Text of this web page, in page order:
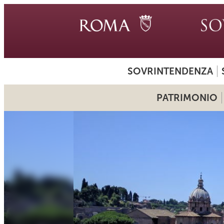
SOVRINTENDENZA
PATRIMONIO